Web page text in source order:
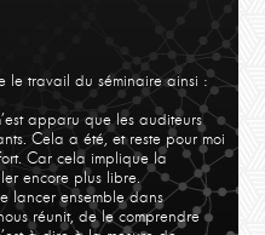
le travail du séminaire ainsi :
apparu que les auditeurs
Cela a été, et reste pour moi
Car cela implique la
encore plus libre.
lancer ensemble dans
réunit, de le comprendre